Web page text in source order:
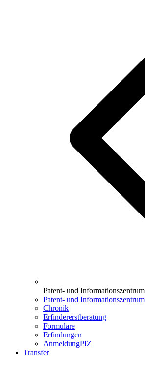
Patent- und Informationszentrum
Patent- und Informationszentrum
Chronik
Erfindererstberatung
Formulare
Erfindungen
AnmeldungPIZ
Transfer